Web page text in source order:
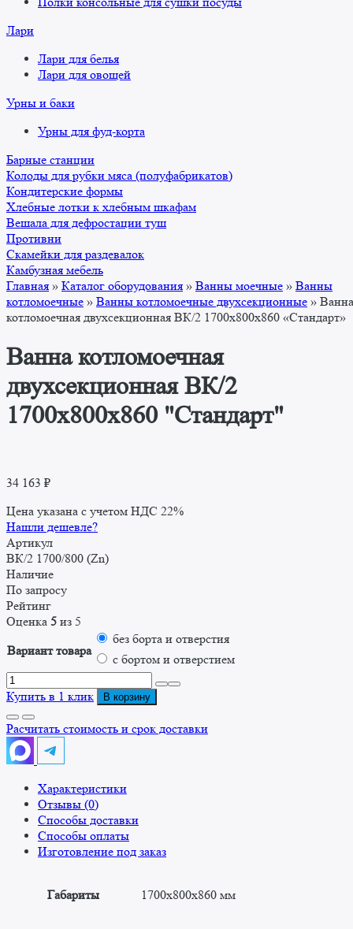
Лари
Лари для белья
Лари для овощей
Урны и баки
Урны для фуд-корта
Барные станции
Колоды для рубки мяса (полуфабрикатов)
Кондитерские формы
Хлебные лотки к хлебным шкафам
Вешала для дефростации туш
Противни
Скамейки для раздевалок
Камбузная мебель
Главная » Каталог оборудования » Ванны моечные » Ванны
котломоечные » Ванны котломоечные двухсекционные » Ванна
котломоечная двухсекционная ВК/2 1700x800x860 «Стандарт»
Ванна котломоечная
двухсекционная ВК/2
1700x800x860 "Стандарт"
34 163 ₽
Цена указана с учетом НДС 22%
Нашли дешевле?
Артикул
ВК/2 1700/800 (Zn)
Наличие
По запросу
Рейтинг
Оценка 5 из 5
Вариант товара
без борта и отверстия
с бортом и отверстием
Количество
товара
котломоечная
двухсекционная
ВК/2
"Стандарт"
Купить в 1 клик В корзину
Расчитать стоимость и срок доставки
Характеристики
Отзывы (0)
Способы доставки
Способы оплаты
Изготовление под заказ
Габариты 1700x800x860 мм